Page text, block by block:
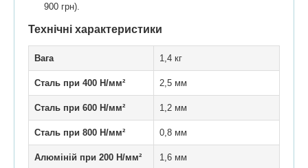
900 грн).
Технічні характеристики
Вага 1,4 кг
Сталь при 400 Н/мм² 2,5 мм
Сталь при 600 Н/мм² 1,2 мм
Сталь при 800 Н/мм² 0,8 мм
Алюміній при 200 Н/мм² 1,6 мм